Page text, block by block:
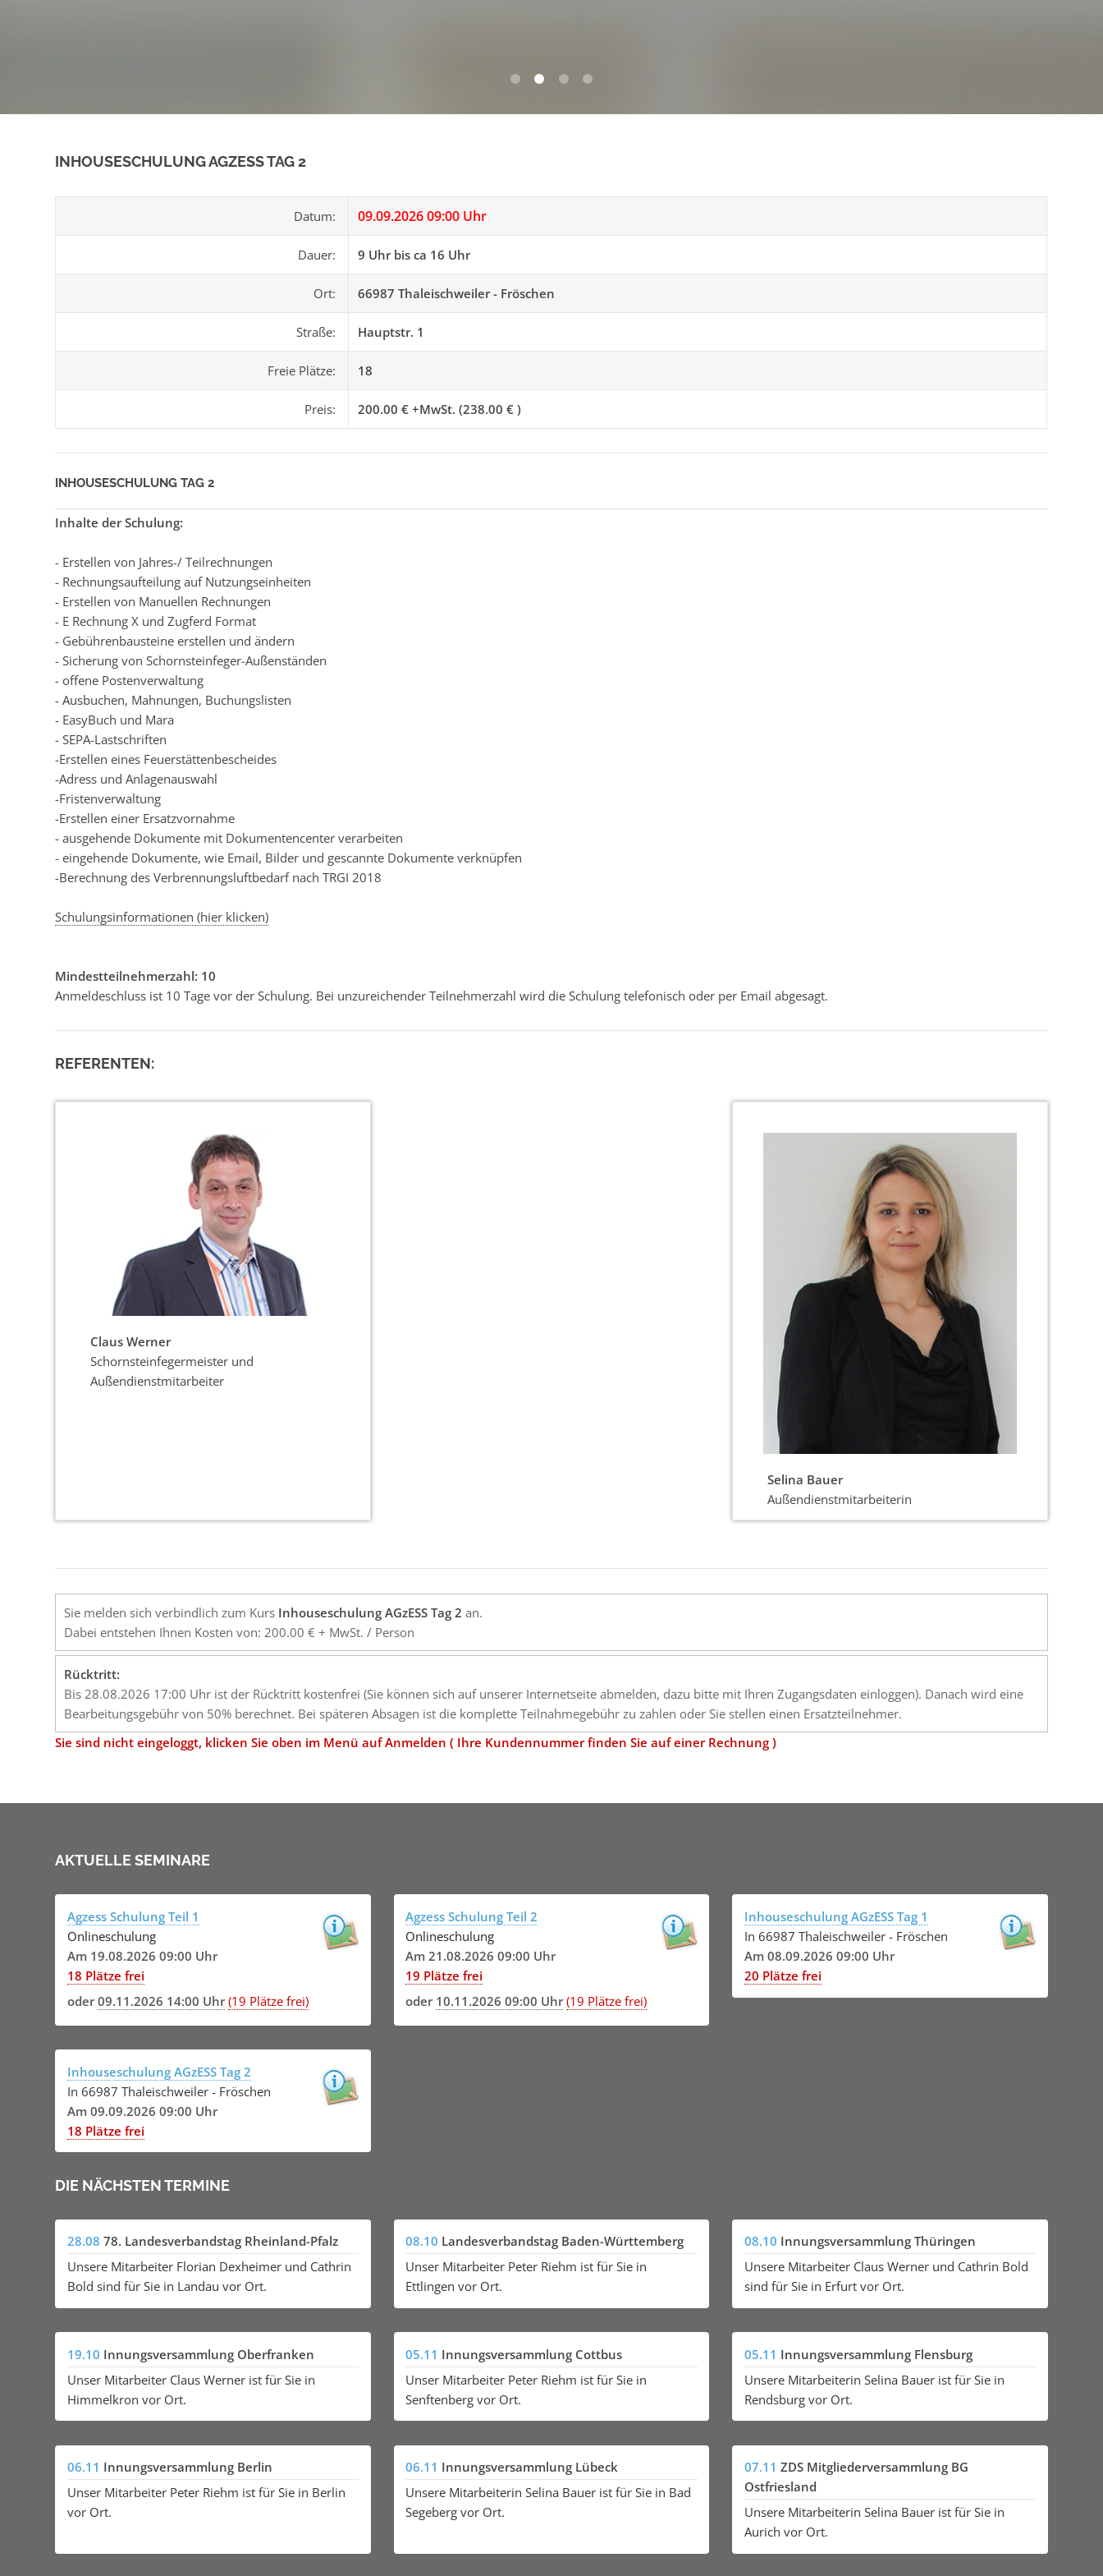
0 2
INHOUSESCHULUNG AGZESS TAG 2
Datum: 09.09.2026 09:00 Uhr
Dauer: 9 Uhr bis ca 16 Uhr
Ort: 66987 Thaleischweiler - Fröschen
Straße: Hauptstr. 1
Freie Plätze: 18
Preis: 200.00 € +MwSt. (238.00 € )
INHOUSESCHULUNG TAG 2
Inhalte der Schulung:
- Erstellen von Jahres-/ Teilrechnungen
- Rechnungsaufteilung auf Nutzungseinheiten
- Erstellen von Manuellen Rechnungen
- E Rechnung X und Zugferd Format
- Gebührenbausteine erstellen und ändern
- Sicherung von Schornsteinfeger-Außenständen
- offene Postenverwaltung
- Ausbuchen, Mahnungen, Buchungslisten
- EasyBuch und Mara
- SEPA-Lastschriften
-Erstellen eines Feuerstättenbescheides
-Adress und Anlagenauswahl
-Fristenverwaltung
-Erstellen einer Ersatzvornahme
- ausgehende Dokumente mit Dokumentencenter verarbeiten
- eingehende Dokumente, wie Email, Bilder und gescannte Dokumente verknüpfen
-Berechnung des Verbrennungsluftbedarf nach TRGI 2018
Schulungsinformationen (hier klicken)
Mindestteilnehmerzahl: 10
Anmeldeschluss ist 10 Tage vor der Schulung. Bei unzureichender Teilnehmerzahl wird die Schulung telefonisch oder per Email abgesagt.
REFERENTEN:
Claus Werner
Schornsteinfegermeister und
Außendienstmitarbeiter
Selina Bauer
Außendienstmitarbeiterin
Sie melden sich verbindlich zum Kurs Inhouseschulung AGzESS Tag 2 an.
Dabei entstehen Ihnen Kosten von: 200.00 € + MwSt. / Person
Rücktritt:
Bis 28.08.2026 17:00 Uhr ist der Rücktritt kostenfrei (Sie können sich auf unserer Internetseite abmelden, dazu bitte mit Ihren Zugangsdaten einloggen). Danach wird eine
Bearbeitungsgebühr von 50% berechnet. Bei späteren Absagen ist die komplette Teilnahmegebühr zu zahlen oder Sie stellen einen Ersatzteilnehmer.
Sie sind nicht eingeloggt, klicken Sie oben im Menü auf Anmelden ( Ihre Kundennummer finden Sie auf einer Rechnung )
AKTUELLE SEMINARE
Agzess Schulung Teil 1
Onlineschulung
Am 19.08.2026 09:00 Uhr
18 Plätze frei
oder09.11.2026 14:00 Uhr (19 Plätze frei)
Agzess Schulung Teil 2
Onlineschulung
Am 21.08.2026 09:00 Uhr
19 Plätze frei
oder 10.11.2026 09:00 Uhr (19 Plätze frei)
Inhouseschulung AGzESS Tag 1
In 66987 Thaleischweiler - Fröschen
Am 08.09.2026 09:00 Uhr
20 Plätze frei
Inhouseschulung AGzESS Tag 2
In 66987 Thaleischweiler - Fröschen
Am 09.09.2026 09:00 Uhr
18 Plätze frei
DIE NÄCHSTEN TERMINE
28.08 78. Landesverbandstag Rheinland-Pfalz
Unsere Mitarbeiter Florian Dexheimer und Cathrin
Bold sind für Sie in Landau vor Ort.
08.10 Landesverbandstag Baden-Württemberg
Unser Mitarbeiter Peter Riehm ist für Sie in
Ettlingen vor Ort.
08.10 Innungsversammlung Thüringen
Unsere Mitarbeiter Claus Werner und Cathrin Bold
sind für Sie in Erfurt vor Ort.
19.10 Innungsversammlung Oberfranken
Unser Mitarbeiter Claus Werner ist für Sie in
Himmelkron vor Ort.
05.11 Innungsversammlung Cottbus
Unser Mitarbeiter Peter Riehm ist für Sie in
Senftenberg vor Ort.
05.11 Innungsversammlung Flensburg
Unsere Mitarbeiterin Selina Bauer ist für Sie in
Rendsburg vor Ort.
06.11 Innungsversammlung Berlin
Unser Mitarbeiter Peter Riehm ist für Sie in Berlin
vor Ort.
06.11 Innungsversammlung Lübeck
Unsere Mitarbeiterin Selina Bauer ist für Sie in Bad
Segeberg vor Ort.
07.11 ZDS Mitgliederversammlung BG
Ostfriesland
Unsere Mitarbeiterin Selina Bauer ist für Sie in
Aurich vor Ort.